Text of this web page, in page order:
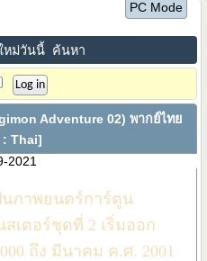
PC Mode
หม่วันนี้ ค้นหา
Adventure 02) พากย์ไทย
: Thai]
2021
นภาพยนตร์การ์ตูน
เตอร์ชุดที่ 2 เริ่มออก
ถึง มีนาคม ค.ศ. 2001